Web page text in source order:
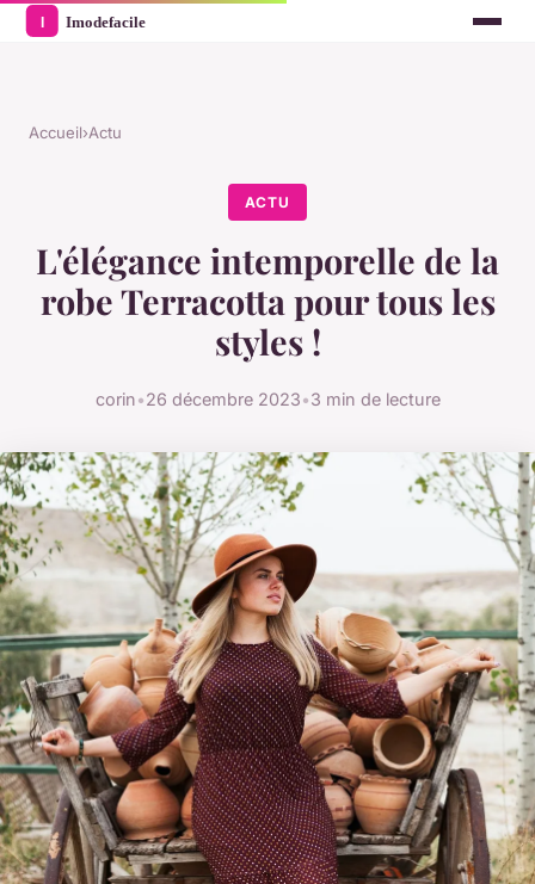
Accueil›Actu
ACTU
L'élégance intemporelle de la
robe Terracotta pour tous les
styles !
corin•26 décembre 2023•3 min de lecture